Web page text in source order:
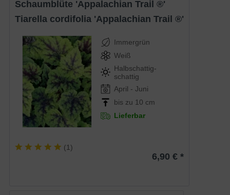
Schaumblüte 'Appalachian Trail ®'
Tiarella cordifolia 'Appalachian Trail ®'
Immergrün
Weiß
Halbschattig-
schattig
April - Juni
bis zu 10 cm
Lieferbar
(1)
6,90 € *